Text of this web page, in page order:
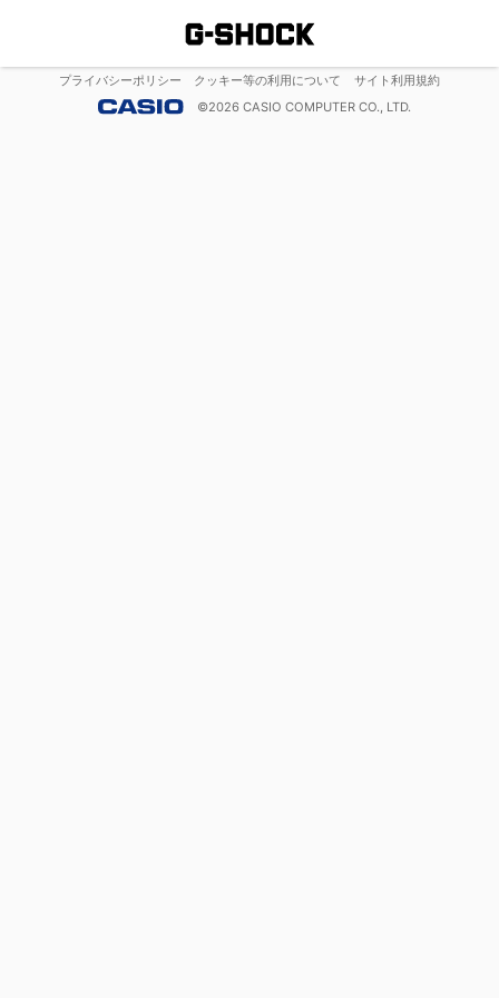
プライバシーポリシー クッキー等の利用について
サイト利用規約
©2026 CASIO COMPUTER CO., LTD.